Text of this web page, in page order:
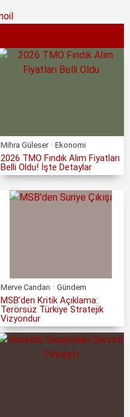
Mihra Güleser Ekonomi
2026 TMO Fındık Alım Fiyatları
Belli Oldu! İşte Detaylar
Merve Candan Gündem
MSB’den Kritik Açıklama:
Terörsüz Türkiye Stratejik
Vizyondur